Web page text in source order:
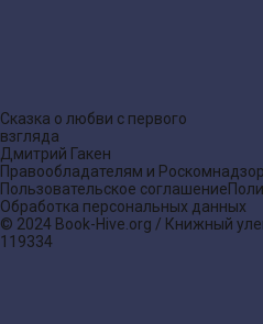
Сказка о любви с первого
взгляда
Дмитрий Гакен
Правообладателям и
Пользовательское соглашение
Обработка персональных данных
© 2024 Book-Hive.org / Книжный
119334